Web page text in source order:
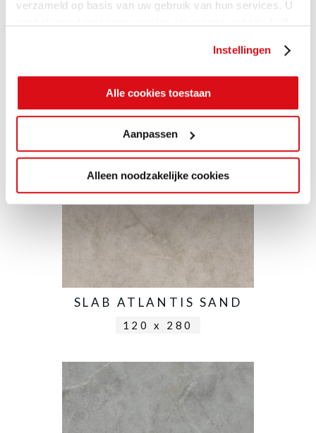
verzameld op basis van uw gebruik van hun services. U
Instellingen
Alle cookies toestaan
Aanpassen
Alleen noodzakelijke cookies
SLAB ATLANTIS SAND
120 x 280